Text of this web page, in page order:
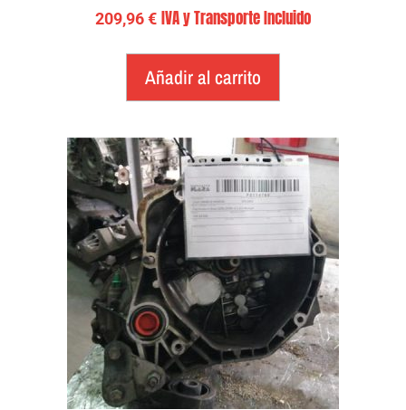
209,96€ IVA y Transporte Incluido
Añadir al carrito